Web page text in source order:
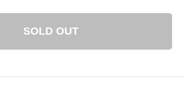
SOLD OUT